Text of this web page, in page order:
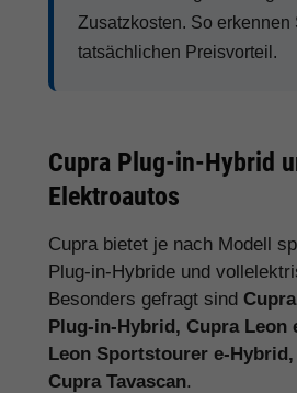
Zusatzkosten. So erkennen
tatsächlichen Preisvorteil.
Cupra Plug-in-Hybrid
Elektroautos
Cupra bietet je nach Modell
Plug-in-Hybride und
Besonders gefragt sind
Plug-in-Hybrid, Cupra Leon
Leon Sportstourer e-
Cupra Tavascan.